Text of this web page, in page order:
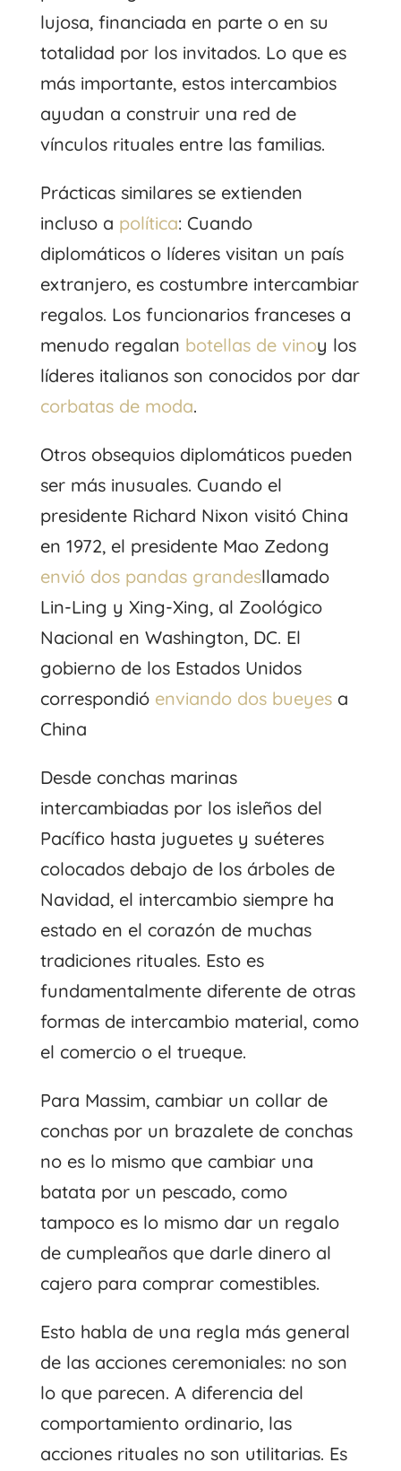
lujosa, financiada en parte o en su
totalidad por los invitados. Lo que es
más importante, estos intercambios
ayudan a construir una red de
vínculos rituales entre las familias.
Prácticas similares se extienden
incluso a política: Cuando
diplomáticos o líderes visitan un país
extranjero, es costumbre intercambiar
regalos. Los funcionarios franceses a
menudo regalan botellas de vinoy los
líderes italianos son conocidos por dar
corbatas de moda.
Otros obsequios diplomáticos pueden
ser más inusuales. Cuando el
presidente Richard Nixon visitó China
en 1972, el presidente Mao Zedong
envió dos pandas grandesllamado
Lin-Ling y Xing-Xing, al Zoológico
Nacional en Washington, DC. El
gobierno de los Estados Unidos
correspondió enviando dos bueyesa
China
Desde conchas marinas
intercambiadas por los isleños del
Pacífico hasta juguetes y suéteres
colocados debajo de los árboles de
Navidad, el intercambio siempre ha
estado en el corazón de muchas
tradiciones rituales. Esto es
fundamentalmente diferente de otras
formas de intercambio material, como
el comercio o el trueque.
Para Massim, cambiar un collar de
conchas por un brazalete de conchas
no es lo mismo que cambiar una
batata por un pescado, como
tampoco es lo mismo dar un regalo
de cumpleaños que darle dinero al
cajero para comprar comestibles.
Esto habla de una regla más general
de las acciones ceremoniales: no son
lo que parecen. A diferencia del
comportamiento ordinario, las
acciones rituales no son utilitarias. Es